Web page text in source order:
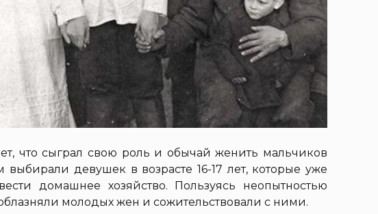
что сыграл свою роль и обычай женить мальчиков
выбирали девушек в возрасте 16-17 лет, которые уже
домашнее хозяйство. Пользуясь неопытностью
молодых жен и сожительствовали с ними.